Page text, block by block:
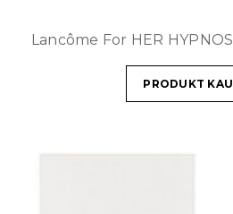
Lancôme For HER
PRODUKT